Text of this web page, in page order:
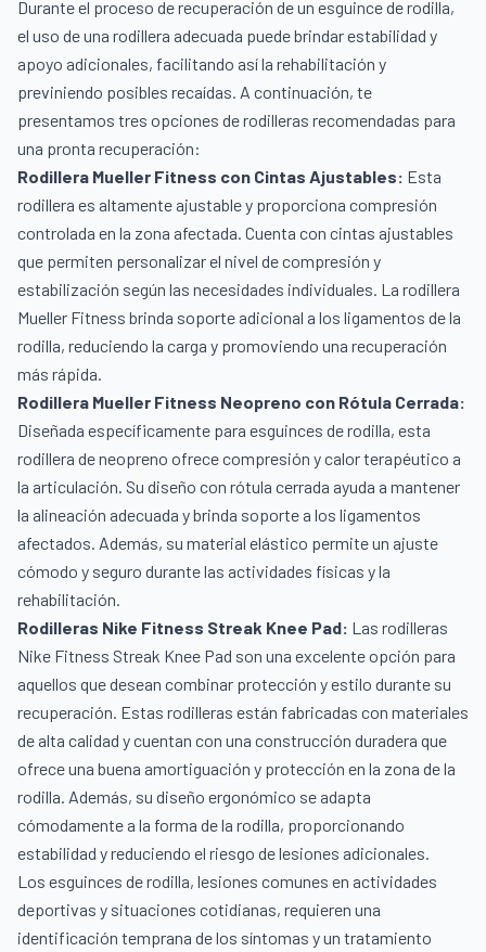
Durante el proceso de recuperación de un esguince de rodilla,
el uso de una rodillera adecuada puede brindar estabilidad y
apoyo adicionales, facilitando así la rehabilitación y
previniendo posibles recaídas. A continuación, te
presentamos tres opciones de rodilleras recomendadas para
una pronta recuperación:
Rodillera Mueller Fitness con Cintas Ajustables: Esta
rodillera es altamente ajustable y proporciona compresión
controlada en la zona afectada. Cuenta con cintas ajustables
que permiten personalizar el nivel de compresión y
estabilización según las necesidades individuales. La rodillera
Mueller Fitness brinda soporte adicional a los ligamentos de la
rodilla, reduciendo la carga y promoviendo una recuperación
más rápida.
Rodillera Mueller Fitness Neopreno con Rótula Cerrada:
Diseñada específicamente para esguinces de rodilla, esta
rodillera de neopreno ofrece compresión y calor terapéutico a
la articulación. Su diseño con rótula cerrada ayuda a mantener
la alineación adecuada y brinda soporte a los ligamentos
afectados. Además, su material elástico permite un ajuste
cómodo y seguro durante las actividades físicas y la
rehabilitación.
Rodilleras Nike Fitness Streak Knee Pad: Las rodilleras
Nike Fitness Streak Knee Pad son una excelente opción para
aquellos que desean combinar protección y estilo durante su
recuperación. Estas rodilleras están fabricadas con materiales
de alta calidad y cuentan con una construcción duradera que
ofrece una buena amortiguación y protección en la zona de la
rodilla. Además, su diseño ergonómico se adapta
cómodamente a la forma de la rodilla, proporcionando
estabilidad y reduciendo el riesgo de lesiones adicionales.
Los esguinces de rodilla, lesiones comunes en actividades
deportivas y situaciones cotidianas, requieren una
identificación temprana de los síntomas y un tratamiento